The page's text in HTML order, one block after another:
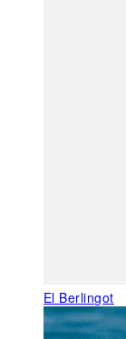
El Berlingot